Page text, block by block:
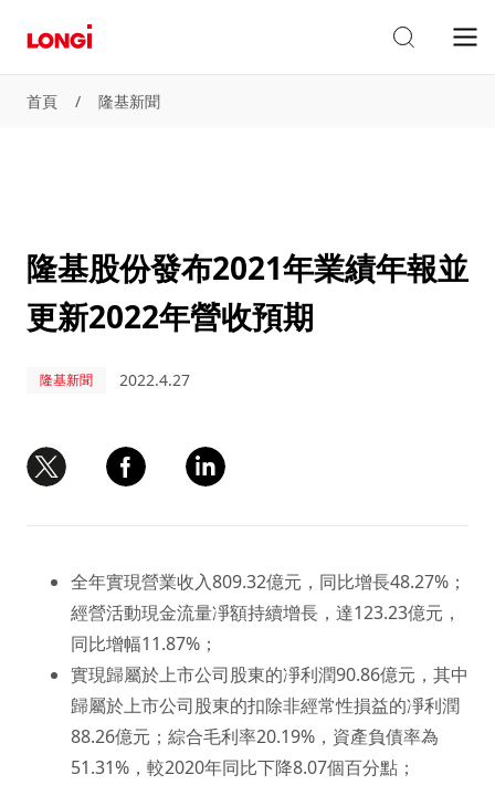
首頁 / 隆基新聞
隆基股份發布2021年業績年報並
更新2022年營收預期
隆基新聞 2022.4.27
全年實現營業收入809.32億元，同比增長48.27%；
經營活動現金流量凈額持續增長，達123.23億元，
同比增幅11.87%；
實現歸屬於上市公司股東的凈利潤90.86億元，其中
歸屬於上市公司股東的扣除非經常性損益的凈利潤
88.26億元；綜合毛利率20.19%，資產負債率為
51.31%，較2020年同比下降8.07個百分點；